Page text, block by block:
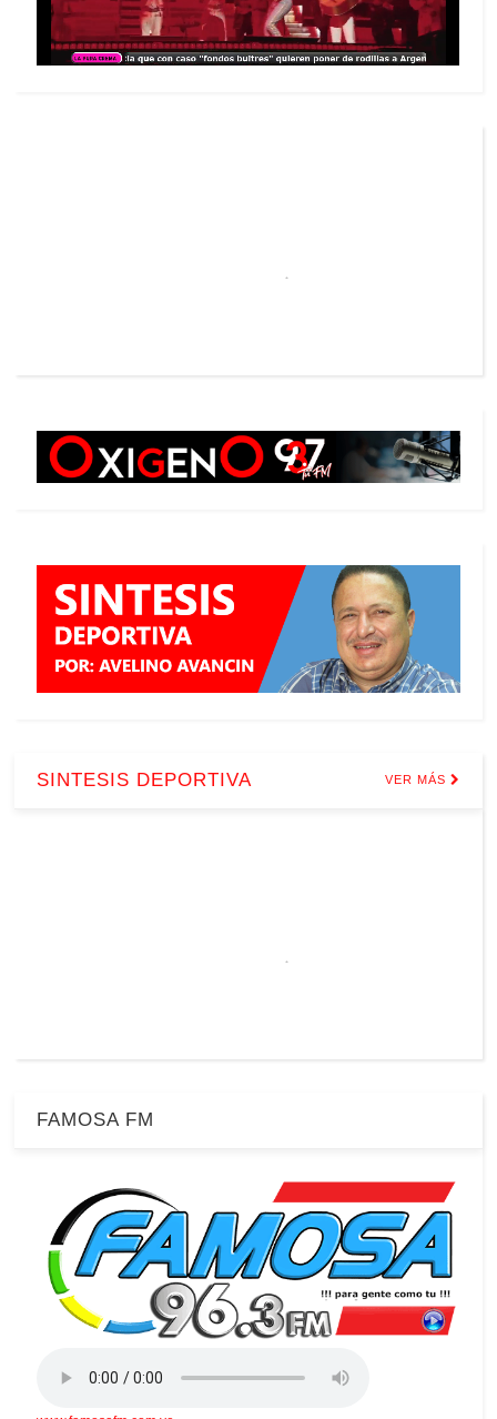
SINTESIS DEPORTIVA VER MÁS
FAMOSA FM